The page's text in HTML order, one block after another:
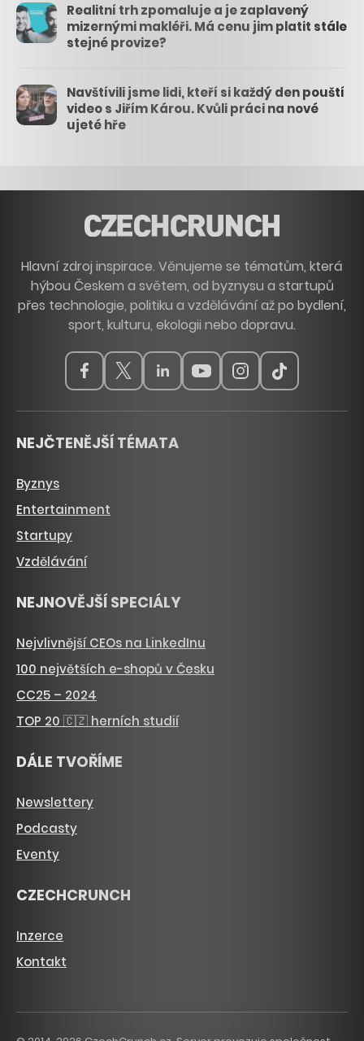
Realitní trh zpomaluje a je zaplavený
mizernými makléři. Má cenu jim platit stále
stejné provize?
Navštívili jsme lidi, kteří si každý den pouští
video s Jiřím Károu. Kvůli práci na nové
ujeté hře
Hlavní zdroj inspirace. Věnujeme se tématům, která
hýbou Českem a světem, od byznysu a startupů
přes technologie, politiku a vzdělávání až po bydlení,
sport, kulturu, ekologii nebo dopravu.
NEJČTENĚJŠÍ TÉMATA
Byznys
Entertainment
Startupy
Vzdělávání
NEJNOVĚJŠÍ SPECIÁLY
Nejvlivnější CEOs na LinkedInu
100 největších e-shopů v Česku
CC25 – 2024
TOP 20 🇨🇿 herních studií
DÁLE TVOŘÍME
Newslettery
Podcasty
Eventy
CZECHCRUNCH
Inzerce
Kontakt